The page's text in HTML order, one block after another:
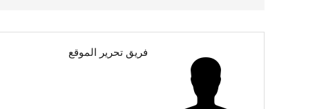
فريق تحرير الموقع